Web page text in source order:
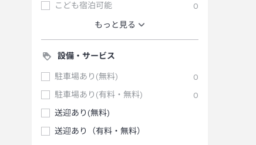
こども宿泊可能
0
もっと見る
設備・サービス
駐車場あり(無料)
0
駐車場あり(有料・無料)
0
送迎あり(無料)
送迎あり（有料・無料）